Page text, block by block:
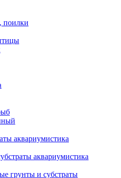
поилки
аквариумистика
аквариумистика
грунты и субстраты